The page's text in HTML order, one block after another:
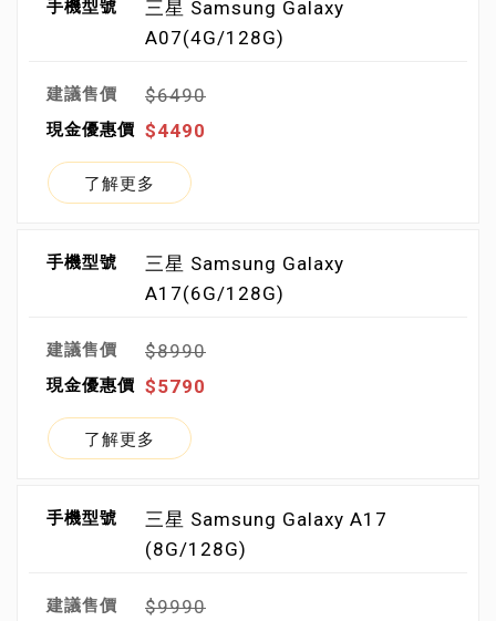
三星 Samsung Galaxy
A07(4G/128G)
$6490
$4490
了解更多
三星 Samsung Galaxy
A17(6G/128G)
$8990
$5790
了解更多
三星 Samsung Galaxy A17
(8G/128G)
$9990